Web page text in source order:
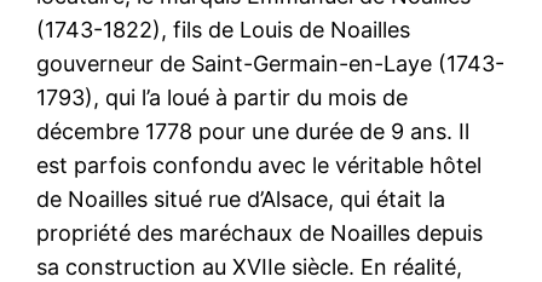
(1743-1822), fils de Louis de Noailles
gouverneur de Saint-Germain-en-Laye (1743-
1793), qui l’a loué à partir du mois de
décembre 1778 pour une durée de 9 ans. Il
est parfois confondu avec le véritable hôtel
de Noailles situé rue d’Alsace, qui était la
propriété des maréchaux de Noailles depuis
sa construction au XVIIe siècle. En réalité,